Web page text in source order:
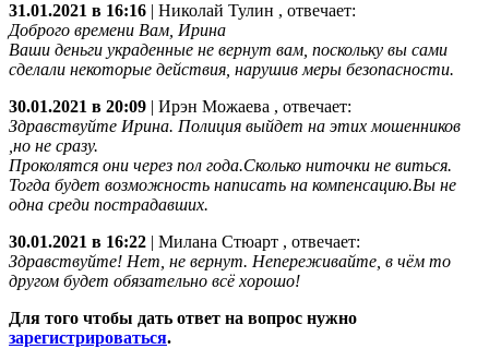
31.01.2021 в 16:16 Николай Тулин , отвечает:
Доброго времени Вам, Ирина
Ваши деньги украденные не вернут вам, поскольку вы сами
сделали некоторые действия, нарушив меры безопасности.
30.01.2021 в 20:09
Ирэн Можаева , отвечает:
Здравствуйте Ирина. Полиция выйдет на этих мошенников
,но не сразу.
Проколятся они через пол года.Сколько ниточки не виться.
Тогда будет возможность написать на компенсацию.Вы не
одна среди пострадавших.
30.01.2021 в 16:22
Милана Стюарт , отвечает:
Здравствуйте! Нет, не вернут. Непереживайте, в чём то
другом будет обязательно всё хорошо!
Для того чтобы дать ответ на вопрос нужно
зарегистрироваться.